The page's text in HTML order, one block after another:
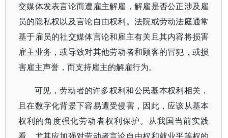
交媒体发表言论而遭雇主解雇，解雇是否公正涉及雇
员的隐私权以及言论自由权利。法院或劳动法庭通常
基于雇员的社交媒体言论和雇主有关且其内容将损害
雇主业务，或导致对其他劳动者和顾客的冒犯，或损
害雇主声誉，而支持雇主的解雇行为。
可见，劳动者的许多权利和公民基本权利相关，
且在数字化背景下容易遭受侵害，因此，应该从基本
权利的角度强化劳动者权利保护。从我国当前实践